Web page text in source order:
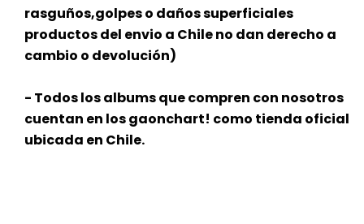
rasguños,golpes o daños superficiales
productos del envio a Chile no dan derecho a
cambio o devolución)
- Todos los albums que compren con nosotros
cuentan en los gaonchart! como tienda oficial
ubicada en Chile.